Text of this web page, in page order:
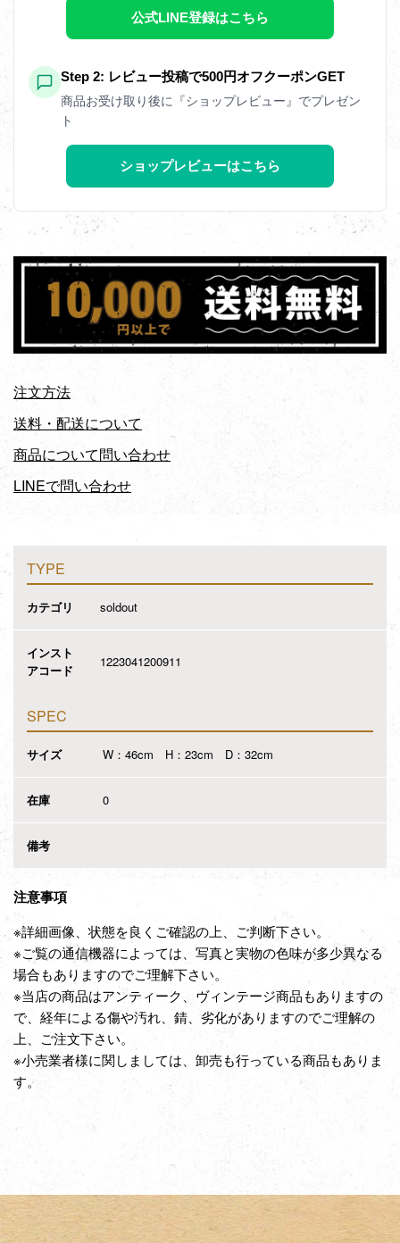
公式LINE登録はこちら
Step 2: レビュー投稿で500円オフクーポンGET
商品お受け取り後に『ショップレビュー』でプレゼン
ト
ショップレビューはこちら
注文方法
送料・配送について
商品について問い合わせ
LINEで問い合わせ
TYPE
カテゴリ soldout
インスト
アコード
1223041200911
SPEC
サイズ W：46cm H：23cm D：32cm
在庫 0
備考
注意事項
※詳細画像、状態を良くご確認の上、ご判断下さい。
※ご覧の通信機器によっては、写真と実物の色味が多少異なる
場合もありますのでご理解下さい。
※当店の商品はアンティーク、ヴィンテージ商品もありますの
で、経年による傷や汚れ、錆、劣化がありますのでご理解の
上、ご注文下さい。
※小売業者様に関しましては、卸売も行っている商品もありま
す。